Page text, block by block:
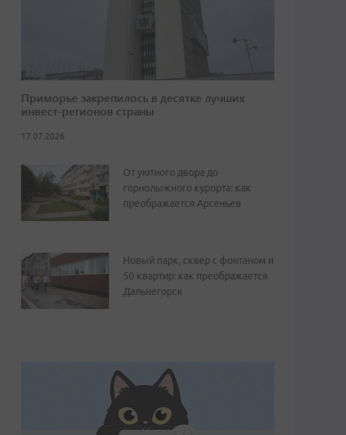
Приморье закрепилось в десятке лучших
инвест-регионов страны
17.07.2026
От уютного двора до
горнолыжного курорта: как
преображается Арсеньев
Новый парк, сквер с фонтаном и
50 квартир: как преображается
Дальнегорск